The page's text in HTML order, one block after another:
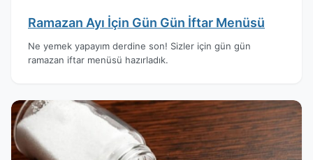
Ramazan Ayı İçin Gün Gün İftar Menüsü
Ne yemek yapayım derdine son! Sizler için gün gün
ramazan iftar menüsü hazırladık.